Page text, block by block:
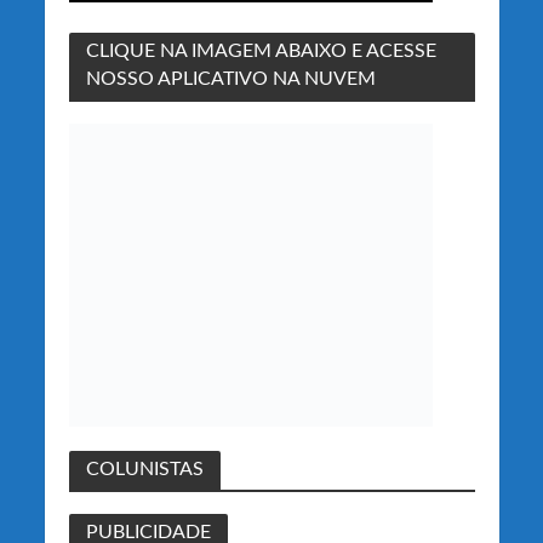
CLIQUE NA IMAGEM ABAIXO E ACESSE
NOSSO APLICATIVO NA NUVEM
COLUNISTAS
PUBLICIDADE